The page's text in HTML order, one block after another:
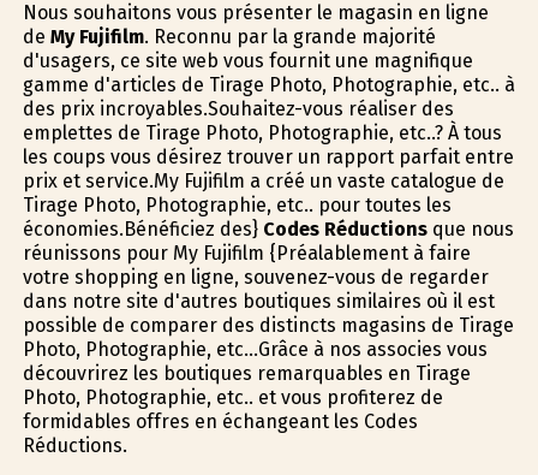
Nous souhaitons vous présenter le magasin en ligne
de My Fujifilm. Reconnu par la grande majorité
d'usagers, ce site web vous fournit une magnifique
gamme d'articles de Tirage Photo, Photographie, etc.. à
des prix incroyables.Souhaitez-vous réaliser des
emplettes de Tirage Photo, Photographie, etc..? À tous
les coups vous désirez trouver un rapport parfait entre
prix et service.My Fujifilm a créé un vaste catalogue de
Tirage Photo, Photographie, etc.. pour toutes les
économies.Bénéficiez des} Codes Réductionsque nous
réunissons pour My Fujifilm {Préalablement à faire
votre shopping en ligne, souvenez-vous de regarder
dans notre site d'autres boutiques similaires où il est
possible de comparer des distincts magasins de Tirage
Photo, Photographie, etc...Grâce à nos associes vous
découvrirez les boutiques remarquables en Tirage
Photo, Photographie, etc.. et vous profiterez de
formidables offres en échangeant les Codes
Réductions.